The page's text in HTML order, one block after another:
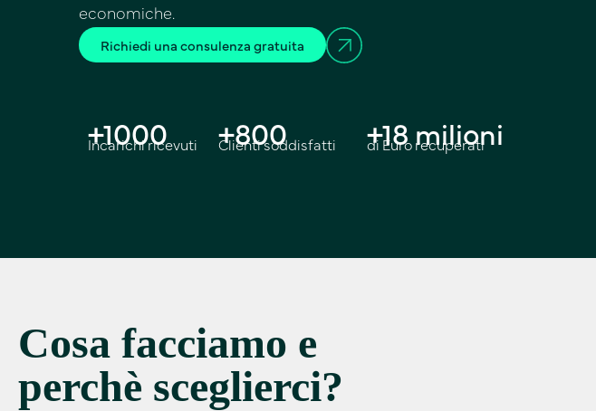
economiche.
Richiedi una consulenza gratuita
+1000
Incarichi ricevuti +800
Clienti soddisfatti +18 milioni
di Euro recuperati
Cosa facciamo e
perchè sceglierci?